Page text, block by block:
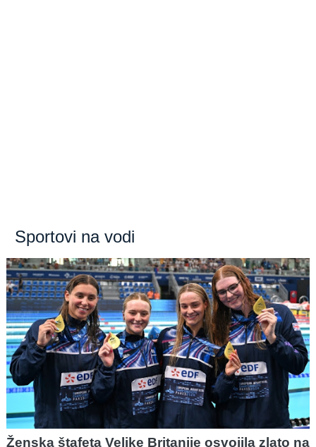
Sportovi na vodi
Ženska štafeta Velike Britanije osvojila zlato na